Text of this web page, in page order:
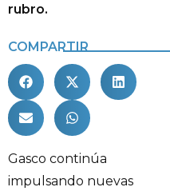
rubro.
COMPARTIR
Gasco continúa
impulsando nuevas